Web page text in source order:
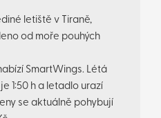
letiště v Tiraně,
od moře pouhých
SmartWings. Létá
1:50 h a letadlo urazí
se aktuálně pohybují